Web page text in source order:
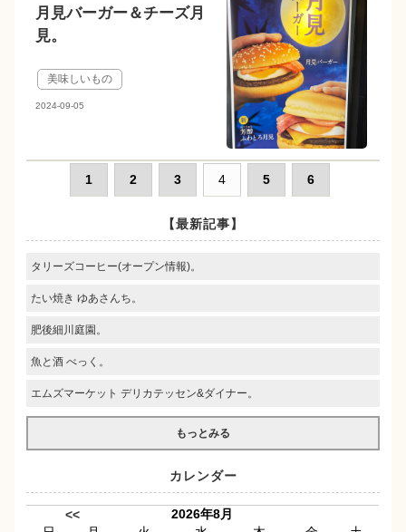
月見バーガー＆チーズ月
見。
美味しいもの
2024-09-05
1 2 3 4 5 6
【最新記事】
タリーズコーヒー(オープン情報)。
たい焼き ゆあさんち。
肥後細川庭園。
魚と酒 べっく。
エムズマーケット デリカテッセン&ダイナー。
もっとみる
カレンダー
<<
2026年8月